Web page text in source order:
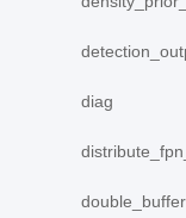
diag
double_buffer